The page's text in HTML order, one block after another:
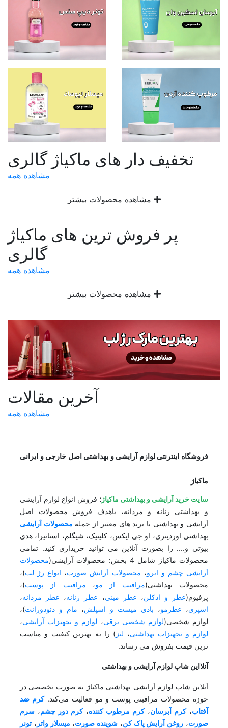
تخفیف دار های ماکیاژ گالری
مشاهده همه
پر فروش ترین های ماکیاژ
گالری
مشاهده همه
آخرین مقالات
مشاهده همه
فروشگاه اینترنتی لوازم آرایشی و بهداشتی اصل خارجی و ایرانی
ماکیاژ
سایت خرید آرایشی و بهداشتی ماکیاژ؛ فروش انواع لوازم آرایشی
و بهداشتی زنانه و مردانه، باهدف فروش محصولات اصل
آرایشی و بهداشتی با برند های معتبر از جمله محصولات آرایشی
بهداشتی اوردینری، او جی ایکس، کلینیک، شیگلم، استاتیرا، هدی
بیوتی و.... را بصورت آنلاین می توانید خریداری کنید. تمامی
محصولات ماکیاژ شامل 4 بخش: محصولات آرایشی(
محصولات
آرایشی چشم و ابرو، محصولات آرایش صورت، انواع رژ لب)،
محصولات بهداشتی(مراقبت از مو، مراقبت از پوست)،
پرفیوم(عطر و ادکلن، عطر مینی، عطر زنانه، عطر مردانه،
اسپری، عطرمو، بادی میست و اسپلش، مام و دئودورانت)،
لوازم شخصی(لوازم شخصی برقی، لوازم و تجهیزات آرایشی،
لوازم و تجهیزات بهداشتی، لنز ) را به بهترین کیفیت و مناسب
ترین قیمت بفروش می رساند.
آنلااین شاپ لوازم آرایشی و بهداشتی
آنلاین شاپ لوازم آرایشی بهداشتی ماکیاژ به صورت تخصصی در
حوزه محصولات مراقبتی پوست و مو فعالیت می‌کند.کرم ضد
آفتاب،کرم آبرسان،کرم مرطوب کننده،کرم دور چشم، سرم
صورت، روغن آرایش پاک کن، شوینده صورت، میسلار واتر ، تونر